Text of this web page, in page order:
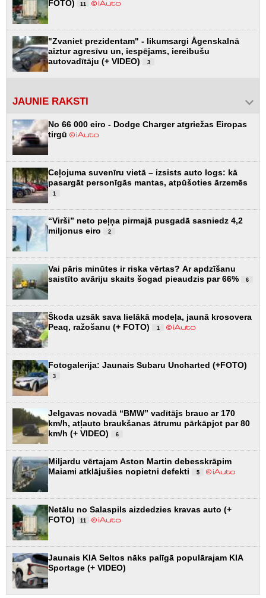
FOTO) 11
"Zvaniet prezidentam" - likumsargi Āgenskalnā
aiztur agresīvu un, iespējams, iereibušu
autovadītāju (+ VIDEO)
3
JAUNIE RAKSTI
No 66 000 eiro - Dodge Charger atgriežas Eiropas
tirgū
Ceļojuma suvenīru vietā – izsists auto logs: kā
pasargāt personīgās mantas, atpūšoties ārzemēs
1
“Virši” neto peļņa pirmajā pusgadā sasniedz 4,2
miljonus eiro
2
Vai pāris minūtes ir riska vērtas? Ar apdzīšanu
saistīto avāriju skaits šogad pieaudzis par 66%
6
Škoda uzsāk sava lielākā modeļa, jaunā krosovera
Peaq, ražošanu (+ FOTO)
1
Fotogalerija: Jaunais Subaru Uncharted (+FOTO)
3
Jelgavas novadā “BMW” vadītājs brauc ar 170
km/h, atļauto braukšanas ātrumu pārkāpjot par 80
km/h (+ VIDEO)
6
Miljardu vērtajam Aston Martin debesskrāpim
Maiami atklājušies nopietni defekti
5
Netālu no Salaspils aizdedzies kravas auto (+
FOTO)
11
Jaunais KIA Seltos nāks palīgā populārajam KIA
Sportage (+ VIDEO)